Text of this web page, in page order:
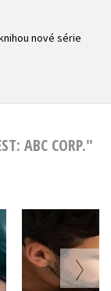
nové série
ABC CORP."
Melanie